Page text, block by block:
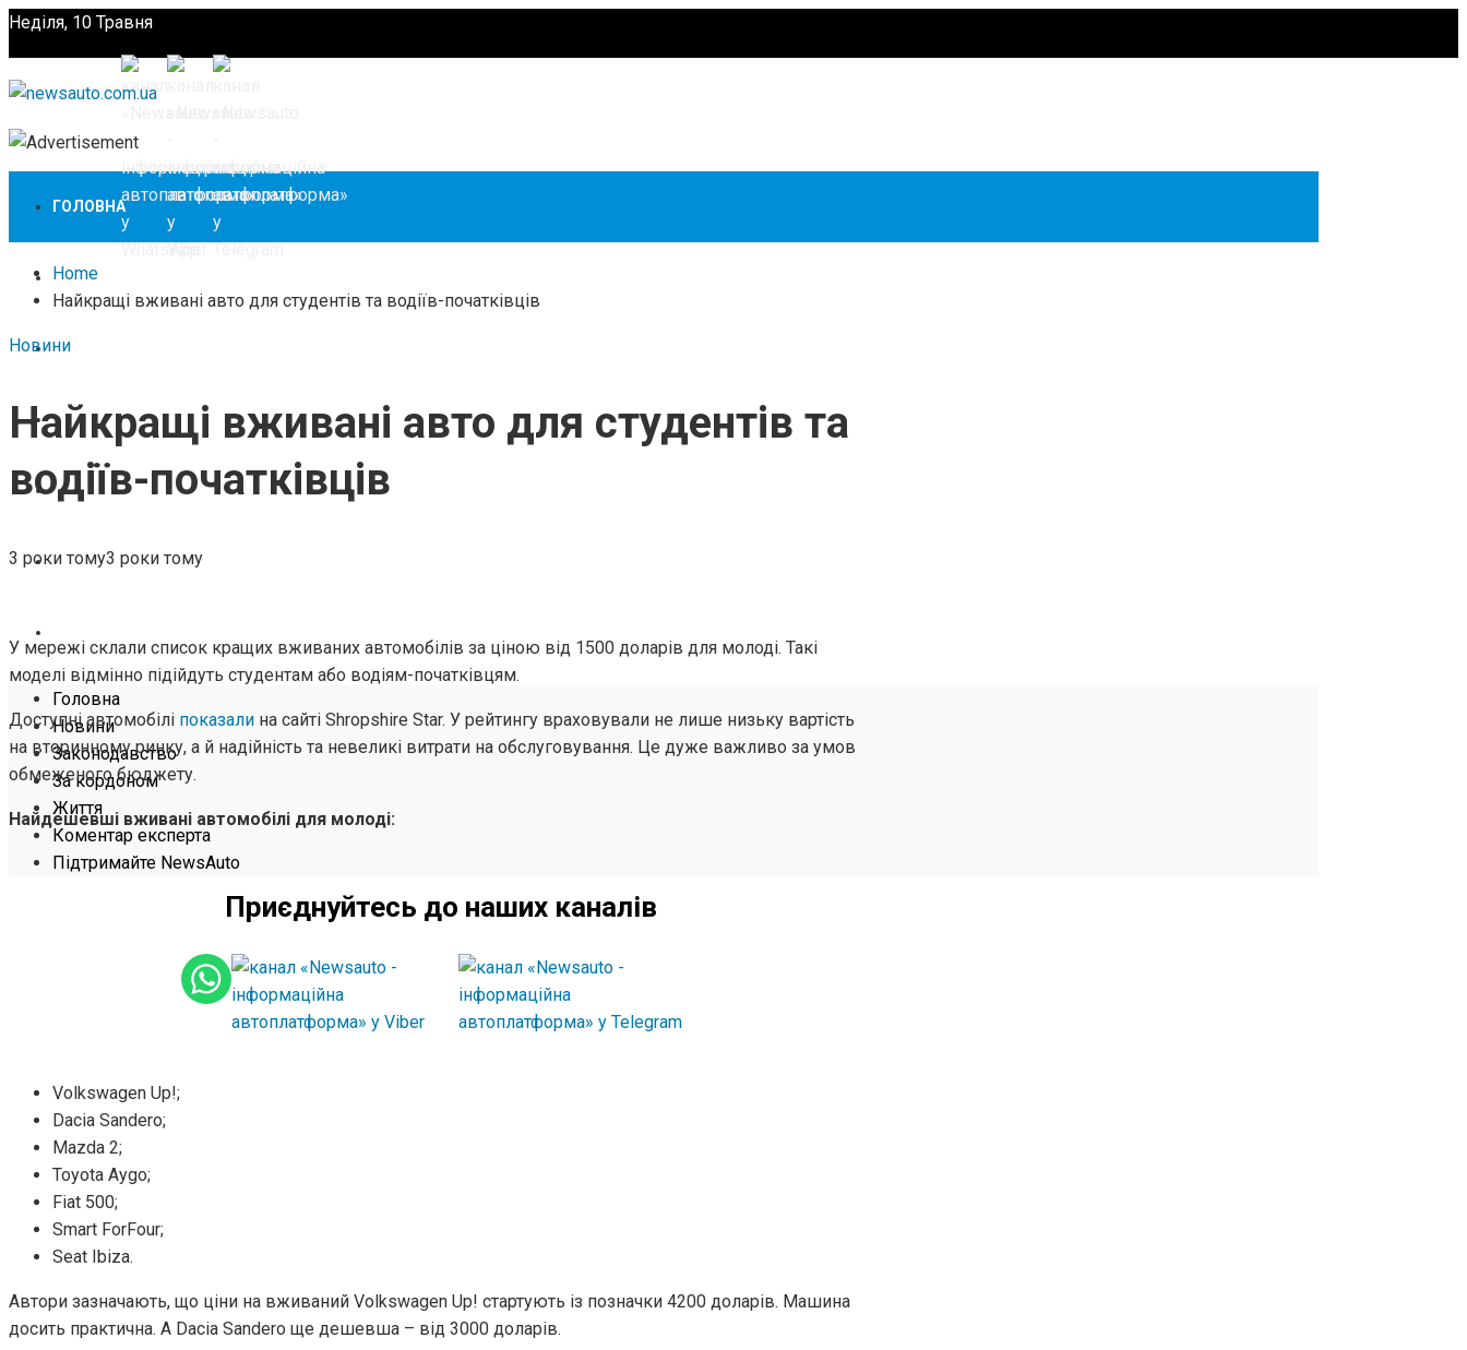
Неділя, 10 Травня
ГОЛОВНА
НОВИНИ
ЗАКОНОДАВСТВО
ЗА КОРДОНОМ
ЖИТТЯ
КОМЕНТАР ЕКСПЕРТА
Головна
Новини
Законодавство
За кордоном
Життя
Коментар експерта
Підтримайте NewsAuto
Home
Найкращі вживані авто для студентів та водіїв-початківців
Новини
Найкращі вживані авто для студентів та
водіїв-початківців
3 роки тому3 роки тому
У мережі склали список кращих вживаних автомобілів за ціною від 1500 доларів для молоді. Такі
моделі відмінно підійдуть студентам або водіям-початківцям.
Доступні автомобілі показали на сайті Shropshire Star. У рейтингу враховували не лише низьку вартість
на вторинному ринку, а й надійність та невеликі витрати на обслуговування. Це дуже важливо за умов
обмеженого бюджету.
Найдешевші вживані автомобілі для молоді:
Приєднуйтесь до наших каналів
Volkswagen Up!;
Dacia Sandero;
Mazda 2;
Toyota Aygo;
Fiat 500;
Smart ForFour;
Seat Ibiza.
Автори зазначають, що ціни на вживаний Volkswagen Up! стартують із позначки 4200 доларів. Машина
досить практична. А Dacia Sandero ще дешевша – від 3000 доларів.